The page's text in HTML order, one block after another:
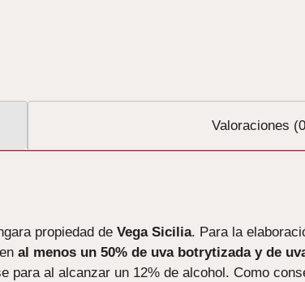
Valoraciones
propiedad de Vega Sicilia. Para la
al menos un 50% de uva botrytizada y de
al alcanzar un 12% de alcohol. Como